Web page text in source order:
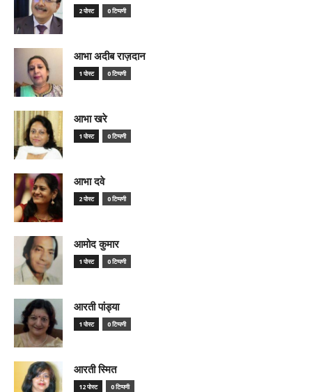
2 पोस्ट 0 टिप्पणी
आभा अदीब राज़दान
1 पोस्ट 0 टिप्पणी
आभा खरे
1 पोस्ट 0 टिप्पणी
आभा दवे
2 पोस्ट 0 टिप्पणी
आमोद कुमार
1 पोस्ट 0 टिप्पणी
आरती पांड्या
1 पोस्ट 0 टिप्पणी
आरती स्मित
12 पोस्ट 0 टिप्पणी